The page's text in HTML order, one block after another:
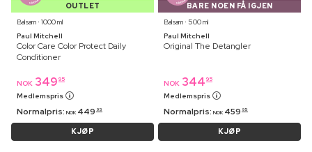
OUTLET
Balsam ⋅ 1000 ml
Paul Mitchell
Color Care Color Protect Daily
Conditioner
NOK 349 95
Medlemspris
Normalpris: NOK 449 95
KJØP
BARE NOEN FÅ IGJEN
Balsam ⋅ 500 ml
Paul Mitchell
Original The Detangler
NOK 344 95
Medlemspris
Normalpris: NOK 459 95
KJØP